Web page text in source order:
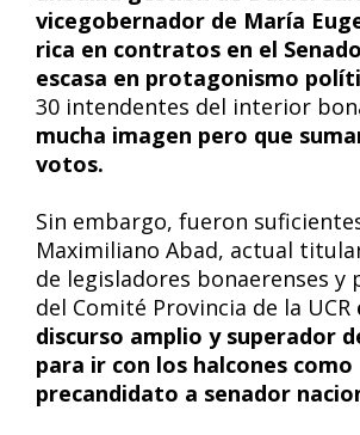
vicegobernador de María
rica en contratos en el
escasa en protagonismo
30 intendentes del interior
mucha imagen pero que
votos.
Sin embargo, fueron
Maximiliano Abad, actual
de legisladores bonaerenses y
del Comité Provincia de la UCR
discurso amplio y superador
para ir con los halcones como
precandidato a senador